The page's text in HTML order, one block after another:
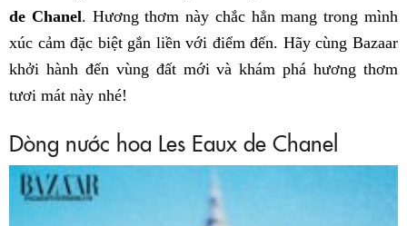
de Chanel. Hương thơm này chắc hẳn mang trong mình
xúc cảm đặc biệt gắn liền với điểm đến. Hãy cùng Bazaar
khởi hành đến vùng đất mới và khám phá hương thơm
tươi mát này nhé!
Dòng nước hoa Les Eaux de Chanel